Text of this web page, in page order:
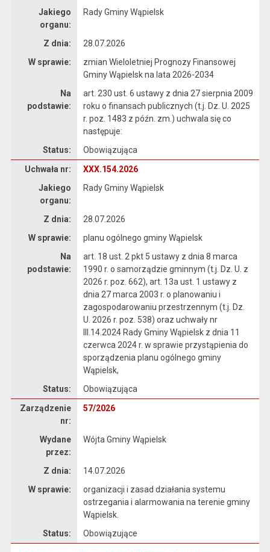
Jakiego
organu:
Rady Gminy Wąpielsk
Z dnia:
28.07.2026
W sprawie:
zmian Wieloletniej Prognozy Finansowej
Gminy Wąpielsk na lata 2026-2034
Na
podstawie:
art. 230 ust. 6 ustawy z dnia 27 sierpnia 2009
roku o finansach publicznych (t.j. Dz. U. 2025
r. poz. 1483 z późn. zm.) uchwala się co
następuje:
Status:
Obowiązująca
Uchwała nr:
XXX.154.2026
Jakiego
organu:
Rady Gminy Wąpielsk
Z dnia:
28.07.2026
W sprawie:
planu ogólnego gminy Wąpielsk
Na
podstawie:
art. 18 ust. 2 pkt 5 ustawy z dnia 8 marca
1990 r. o samorządzie gminnym (t.j. Dz. U. z
2026 r. poz. 662), art. 13a ust. 1 ustawy z
dnia 27 marca 2003 r. o planowaniu i
zagospodarowaniu przestrzennym (t.j. Dz.
U. 2026 r. poz. 538) oraz uchwały nr
III.14.2024 Rady Gminy Wąpielsk z dnia 11
czerwca 2024 r. w sprawie przystąpienia do
sporządzenia planu ogólnego gminy
Wąpielsk,
Status:
Obowiązująca
Zarządzenie
nr:
57/2026
Wydane
przez:
Wójta Gminy Wąpielsk
Z dnia:
14.07.2026
W sprawie:
organizacji i zasad działania systemu
ostrzegania i alarmowania na terenie gminy
Wąpielsk.
Status:
Obowiązujące